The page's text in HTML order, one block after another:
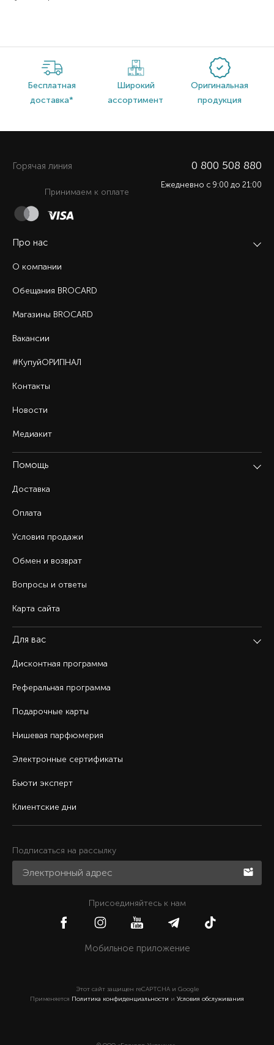
Бесплатная
доставка*
Широкий
ассортимент
Оригинальная
продукция
Про нас
О компании
Обещания BROCARD
Магазины BROCARD
Вакансии
#КупуйОРИГІНАЛ
Контакты
Новости
Медиакит
Помощь
Доставка
Оплата
Условия продажи
Обмен и возврат
Вопросы и ответы
Карта сайта
Для вас
Дисконтная программа
Реферальная программа
Подарочные карты
Нишевая парфюмерия
Электронные сертификаты
Бьюти эксперт
Клиентские дни
Горячая линия 0 800 508 880
Ежедневно c 9:00 до 21:00
Принимаем к оплате
Подписаться на рассылку
Присоединяйтесь к нам
Мобильное приложение
Этот сайт защищен reCAPTCHA и Google
Применяется Политика конфиденциальности и Условия обслуживания